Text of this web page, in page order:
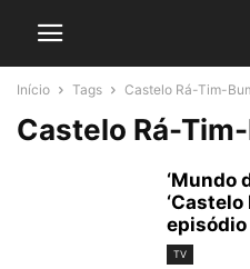
Início Tags Castelo Rá-Tim-
Castelo Rá-
‘Mundo
episódio
TV